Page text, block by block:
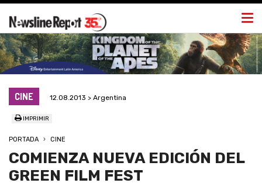
CINE 12.08.2013 > Argentina
IMPRIMIR
PORTADA CINE
COMIENZA NUEVA EDICIÓN DEL
GREEN FILM FEST